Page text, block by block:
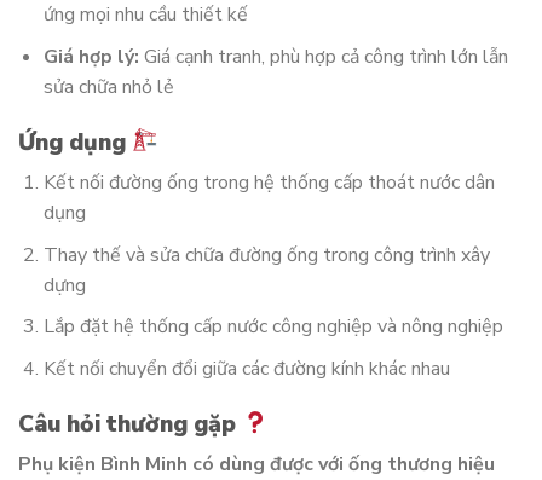
ứng mọi nhu cầu thiết kế
Giá hợp lý: Giá cạnh tranh, phù hợp cả công trình lớn lẫn
sửa chữa nhỏ lẻ
Ứng dụng
Kết nối đường ống trong hệ thống cấp thoát nước dân
dụng
Thay thế và sửa chữa đường ống trong công trình xây
dựng
Lắp đặt hệ thống cấp nước công nghiệp và nông nghiệp
Kết nối chuyển đổi giữa các đường kính khác nhau
Câu hỏi thường gặp
Phụ kiện Bình Minh có dùng được với ống thương hiệu